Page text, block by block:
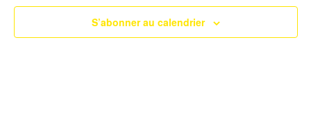
S’abonner au calendrier